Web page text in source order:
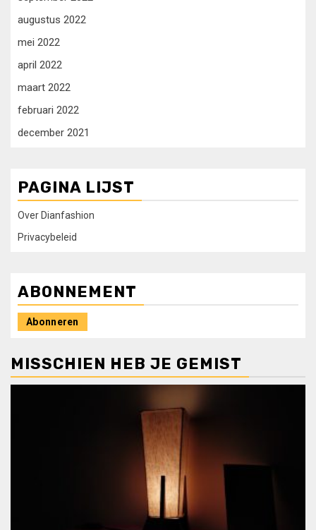
augustus 2022
mei 2022
april 2022
maart 2022
februari 2022
december 2021
PAGINA LIJST
Over Dianfashion
Privacybeleid
ABONNEMENT
Abonneren
MISSCHIEN HEB JE GEMIST